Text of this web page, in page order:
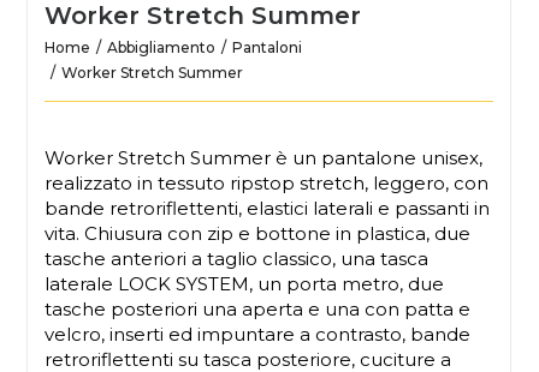
Worker Stretch Summer
Home Abbigliamento
Pantaloni
Worker Stretch Summer
Worker Stretch Summer è un pantalone unisex,
realizzato in tessuto ripstop stretch, leggero, con
bande retroriflettenti, elastici laterali e passanti in
vita. Chiusura con zip e bottone in plastica, due
tasche anteriori a taglio classico, una tasca
laterale LOCK SYSTEM, un porta metro, due
tasche posteriori una aperta e una con patta e
velcro, inserti ed impuntare a contrasto, bande
retroriflettenti su tasca posteriore, cuciture a